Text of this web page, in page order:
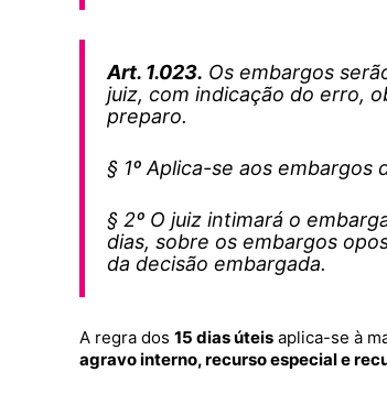
Art. 1.023. Os embargos
juiz, com indicação do erro,
preparo.
§ 1º Aplica-se aos embargos
§ 2º O juiz intimará o
dias, sobre os embargos
da decisão embargada.
A regra dos 15 dias úteis aplica-se à
agravo interno, recurso especial e